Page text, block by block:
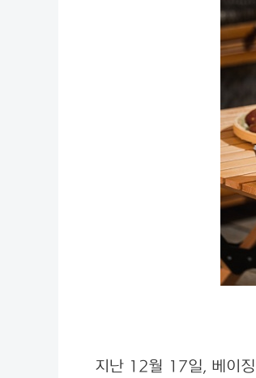
지난 12월 17일, 베이